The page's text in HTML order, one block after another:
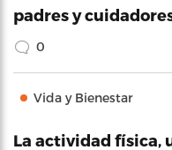
padres y
0
Vida y Bienestar
La actividad física,